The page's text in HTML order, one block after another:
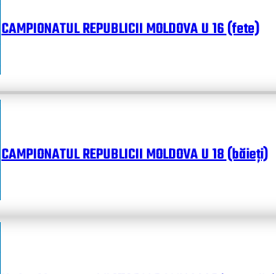
CAMPIONATUL REPUBLICII MOLDOVA U 16 (fete)
CAMPIONATUL REPUBLICII MOLDOVA U 18 (băieți)